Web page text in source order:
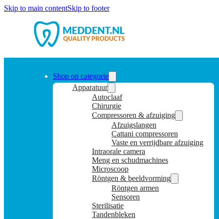
Skip to main contentSkip to footer
Shop op categorie
Apparatuur
Autoclaaf
Chirurgie
Compressoren & afzuiging
Afzuigslangen
Cattani compressoren
Vaste en verrijdbare afzuiging
Intraorale camera
Meng en schudmachines
Microscoop
Röntgen & beeldvorming
Röntgen armen
Sensoren
Sterilisatie
Tandenbleken